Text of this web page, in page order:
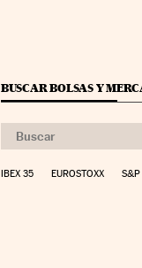
BUSCAR BOLSAS Y
IBEX 35 EUROSTOXX